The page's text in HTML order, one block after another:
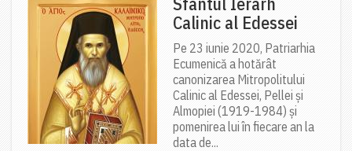
Calinic al Edessei
Pe 23 iunie 2020, Patriarhia
Ecumenică a hotărât
canonizarea Mitropolitului
Calinic al Edessei, Pellei și
Almopiei (1919-1984) și
pomenirea lui în fiecare an la
data de...